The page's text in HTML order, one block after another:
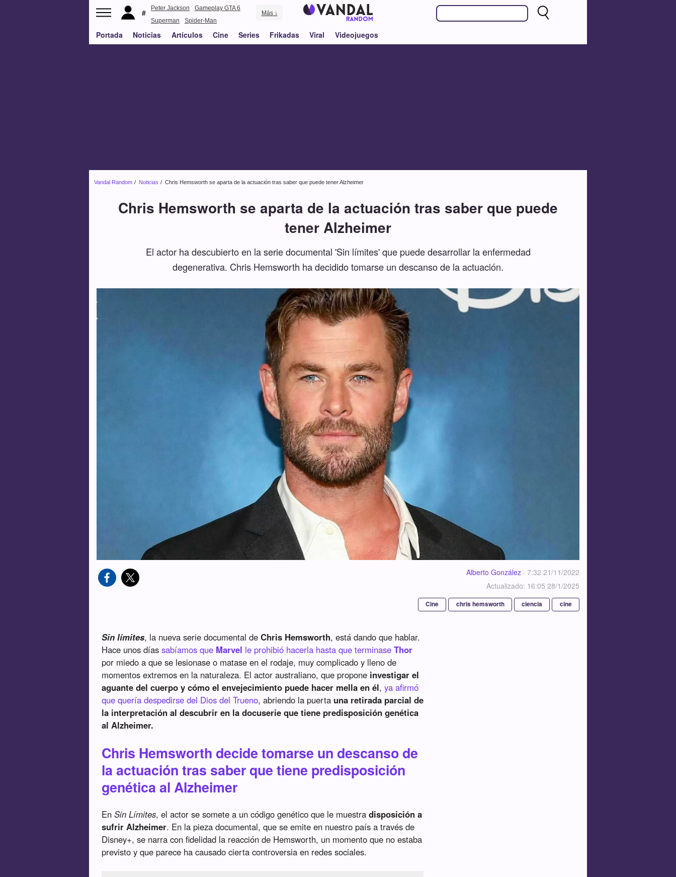
Peter Jackson
Gameplay GTA 6
Superman
Spider-Man
Más ↓
Portada Noticias Artículos Cine Series Frikadas Viral Videojuegos
Vandal Random Noticias Chris Hemsworth se aparta de la actuación tras saber que puede tener Alzheimer
Chris Hemsworth se aparta de la actuación tras saber que puede
tener Alzheimer
El actor ha descubierto en la serie documental 'Sin límites' que puede desarrollar la enfermedad
degenerativa. Chris Hemsworth ha decidido tomarse un descanso de la actuación.
Alberto González · 7:32 21/11/2022
Actualizado: 16:05 28/1/2025
Cine chris hemsworth ciencia cine
Sin límites, la nueva serie documental deChris Hemsworth, está dando que hablar.
Hace unos díassabíamos que Marvel le prohibió hacerla hasta que terminaseThor
por miedo a que se lesionase o matase en el rodaje, muy complicado y lleno de
momentos extremos en la naturaleza. El actor australiano, que propone investigar el
aguante del cuerpo y cómo el envejecimiento puede hacer mella en él,ya afirmó
que quería despedirse del Dios del Trueno, abriendo la puerta una retirada parcial de
la interpretación al descubrir en la docuserie que tiene predisposición genética
al Alzheimer.
Chris Hemsworth decide tomarse un descanso de
la actuación tras saber que tiene predisposición
genética al Alzheimer
EnSin Límites, el actor se somete a un código genético que le muestra disposición a
sufrir Alzheimer. En la pieza documental, que se emite en nuestro país a través de
Disney+, se narra con fidelidad la reacción de Hemsworth, un momento que no estaba
previsto y que parece ha causado cierta controversia en redes sociales.